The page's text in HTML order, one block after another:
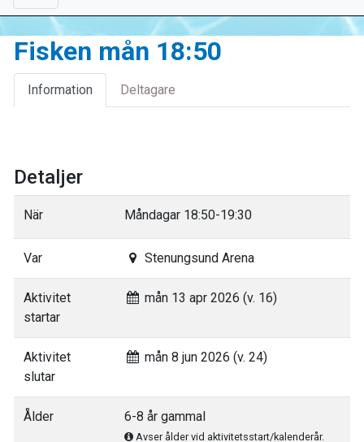
Fisken mån 18:50
Information Deltagare
Detaljer
När Måndagar 18:50-19:30
Var Stenungsund Arena
Aktivitet
startar
mån 13 apr 2026 (v. 16)
Aktivitet
slutar
mån 8 jun 2026 (v. 24)
Ålder 6-8 år gammal
Avser ålder vid aktivitetsstart/kalenderår.